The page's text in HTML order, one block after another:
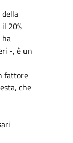
20%
-, è un
fattore
che